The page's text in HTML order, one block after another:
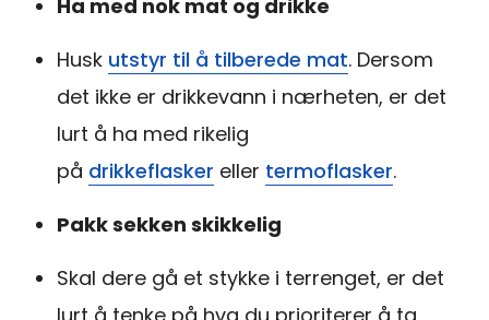
Ha med nok mat og drikke
Husk utstyr til å tilberede mat. Dersom
det ikke er drikkevann i nærheten, er det
lurt å ha med rikelig
på drikkeflasker eller termoflasker.
Pakk sekken skikkelig
Skal dere gå et stykke i terrenget, er det